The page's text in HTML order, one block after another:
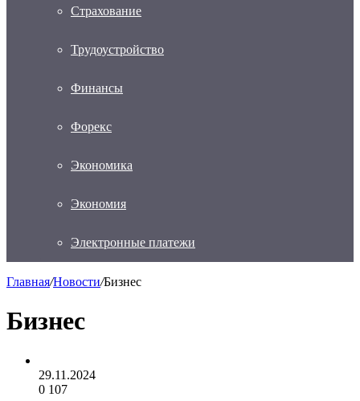
Страхование
Трудоустройство
Финансы
Форекс
Экономика
Экономия
Электронные платежи
Главная/Новости/Бизнес
Бизнес
29.11.2024
0 107